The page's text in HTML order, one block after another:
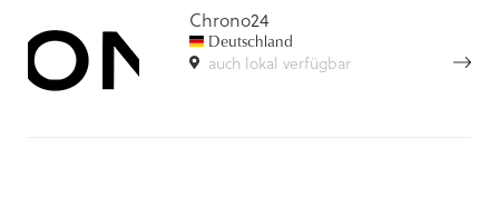
Chrono24
Deutschland
auch lokal verfügbar